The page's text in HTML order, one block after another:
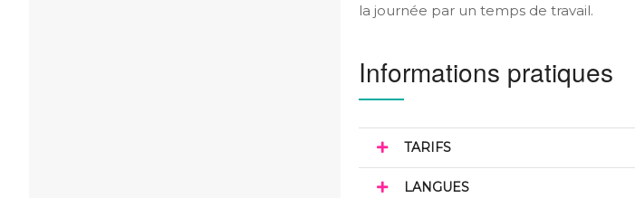
la journée par un temps de travail.
Informations pratiques
TARIFS
LANGUES